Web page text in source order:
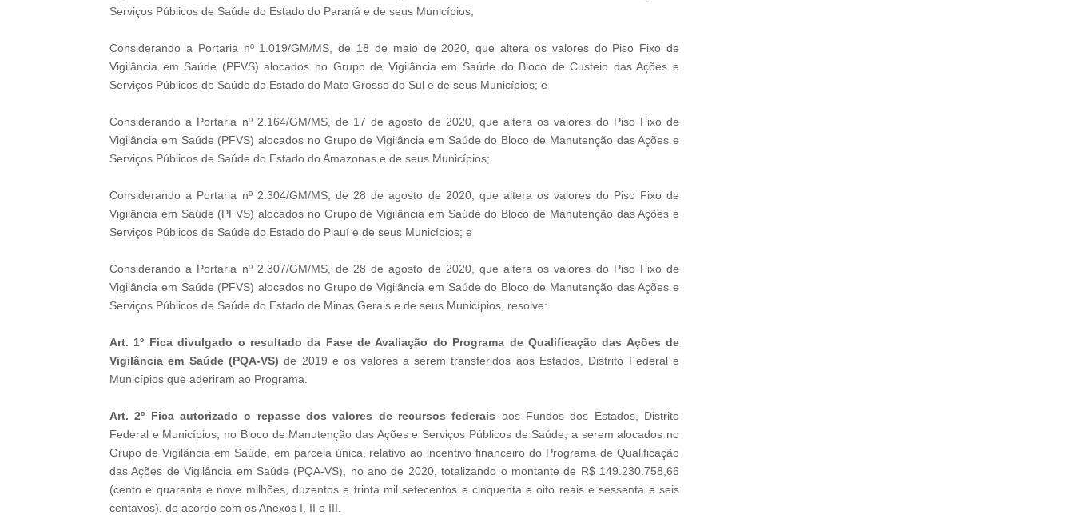
Serviços Públicos de Saúde do Estado do Paraná e de seus Municípios;
Considerando a Portaria nº 1.019/GM/MS, de 18 de maio de 2020, que altera os valores do Piso Fixo de
Vigilância em Saúde (PFVS) alocados no Grupo de Vigilância em Saúde do Bloco de Custeio das Ações e
Serviços Públicos de Saúde do Estado do Mato Grosso do Sul e de seus Municípios; e
Considerando a Portaria nº 2.164/GM/MS, de 17 de agosto de 2020, que altera os valores do Piso Fixo de
Vigilância em Saúde (PFVS) alocados no Grupo de Vigilância em Saúde do Bloco de Manutenção das Ações e
Serviços Públicos de Saúde do Estado do Amazonas e de seus Municípios;
Considerando a Portaria nº 2.304/GM/MS, de 28 de agosto de 2020, que altera os valores do Piso Fixo de
Vigilância em Saúde (PFVS) alocados no Grupo de Vigilância em Saúde do Bloco de Manutenção das Ações e
Serviços Públicos de Saúde do Estado do Piauí e de seus Municípios; e
Considerando a Portaria nº 2.307/GM/MS, de 28 de agosto de 2020, que altera os valores do Piso Fixo de
Vigilância em Saúde (PFVS) alocados no Grupo de Vigilância em Saúde do Bloco de Manutenção das Ações e
Serviços Públicos de Saúde do Estado de Minas Gerais e de seus Municípios, resolve:
Art. 1º Fica divulgado o resultado da Fase de Avaliação do Programa de Qualificação das Ações de
Vigilância em Saúde (PQA-VS) de 2019 e os valores a serem transferidos aos Estados, Distrito Federal e
Municípios que aderiram ao Programa.
Art. 2º Fica autorizado o repasse dos valores de recursos federais aos Fundos dos Estados, Distrito
Federal e Municípios, no Bloco de Manutenção das Ações e Serviços Públicos de Saúde, a serem alocados no
Grupo de Vigilância em Saúde, em parcela única, relativo ao incentivo financeiro do Programa de Qualificação
das Ações de Vigilância em Saúde (PQA-VS), no ano de 2020, totalizando o montante de R$ 149.230.758,66
(cento e quarenta e nove milhões, duzentos e trinta mil setecentos e cinquenta e oito reais e sessenta e seis
centavos), de acordo com os Anexos I, II e III.